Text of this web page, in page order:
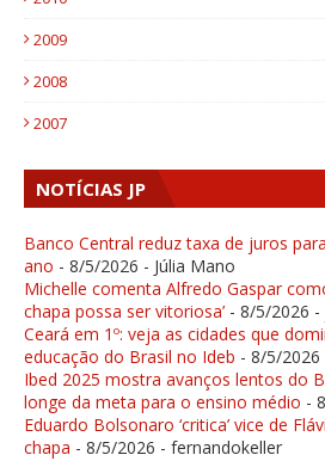
2009
2008
2007
NOTÍCIAS JP
Banco Central reduz taxa de juros
ano - 8/5/2026 - Júlia Mano
Michelle comenta Alfredo Gaspar
chapa possa ser vitoriosa’ - 8/5/2026 -
Ceará em 1º: veja as cidades que
educação do Brasil no Ideb - 8/5/2026
Ibed 2025 mostra avanços lentos do
longe da meta para o ensino médio -
Eduardo Bolsonaro ‘critica’ vice de
chapa - 8/5/2026 - fernandokeller